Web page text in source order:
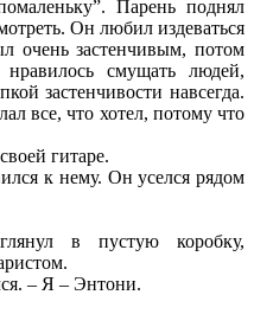
Парень поднял
Он любил издеваться
очень застенчивым, потом
смущать людей,
застенчивости навсегда.
все, что хотел, потому что
гитаре.
к нему. Он уселся рядом
в пустую коробку,
– Я – Энтони.